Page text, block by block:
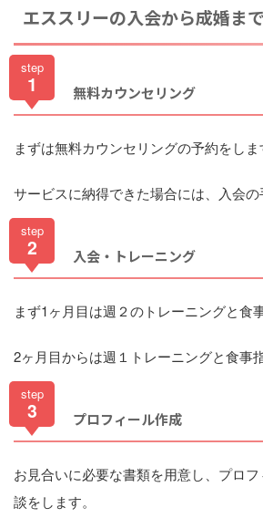
エススリーの入会から成婚ま
step
1 無料カウンセリング
まずは無料カウンセリングの予約をしま
サービスに納得できた場合には、入会の
step
2 入会・トレーニング
まず1ヶ月目は週２のトレーニングと食
2ヶ月目からは週１トレーニングと食事
step
3 プロフィール作成
お見合いに必要な書類を用意し、プロ
談をします。